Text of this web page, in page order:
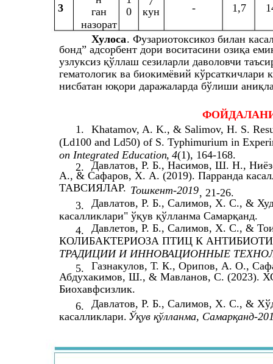
3
ган
назорат
0
кун
- 1,7
Хулоса. Фузариотоксикоз билан
бонд” адсорбент дори воситасини озиқа
узлуксиз қўллаш сезиларли даволовчи
гематологик ва биокимёвий кўрсаткичлари
нисбатан юқори даражаларда бўлиши
1.
Khatamov, A. K., & Salimov, H. S.
(Ld100 and Ld50) of S. Typhimurium in
on Integrated Education, 4(1), 164-168.
2.
Давлатов, Р. Б., Насимов, Ш. Н.,
А., & Сафаров, Х. А. (2019). Парранда
ТАВСИЯЛАР. Тошкент-2019, 21-26.
3.
Давлатов, Р. Б., Салимов, Х. С., &
касалликлари" ўқув қўлланма Самарқанд.
4.
Давлетов, Р. Б., Салимов, Х. С., &
КОЛИБАКТЕРИОЗА ПТИЦ К
ТРАДИЦИИ И ИННОВАЦИОННЫЕ
5.
Газнакулов, Т. К., Орипов, А. О.,
Абдухакимов, Ш., & Мавланов, С. (2023).
Биохавфсизлик.
6.
Давлатов, Р. Б., Салимов, Х. С., &
касалликлари. Ўқув қўлланма, Самарқанд-